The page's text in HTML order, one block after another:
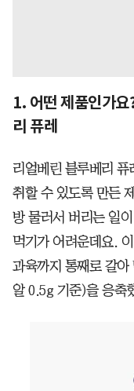
1. 어떤 제품인가요
리 퓨레
리얼베린 블루베리
취할 수 있도록 만든
방 물러서 버리는 일
먹기가 어려운데요.
과육까지 통째로 갈아
알 0.5g 기준)을 응축